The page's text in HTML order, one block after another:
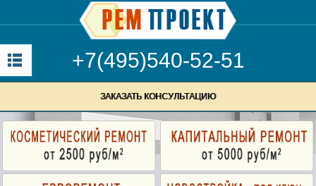
+7(495)540-52-51
ЗАКАЗАТЬ КОНСУЛЬТАЦИЮ